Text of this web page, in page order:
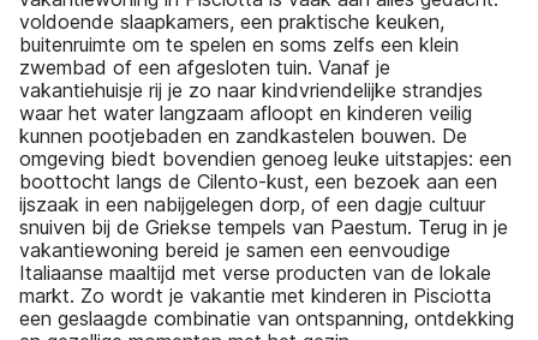
voldoende slaapkamers, een praktische keuken,
buitenruimte om te spelen en soms zelfs een klein
zwembad of een afgesloten tuin. Vanaf je
vakantiehuisje rij je zo naar kindvriendelijke strandjes
waar het water langzaam afloopt en kinderen veilig
kunnen pootjebaden en zandkastelen bouwen. De
omgeving biedt bovendien genoeg leuke uitstapjes: een
boottocht langs de Cilento-kust, een bezoek aan een
ijszaak in een nabijgelegen dorp, of een dagje cultuur
snuiven bij de Griekse tempels van Paestum. Terug in je
vakantiewoning bereid je samen een eenvoudige
Italiaanse maaltijd met verse producten van de lokale
markt. Zo wordt je vakantie met kinderen in Pisciotta
een geslaagde combinatie van ontspanning, ontdekking